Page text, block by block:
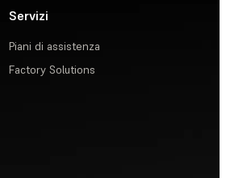
Servizi
Piani di assistenza
Factory Solutions